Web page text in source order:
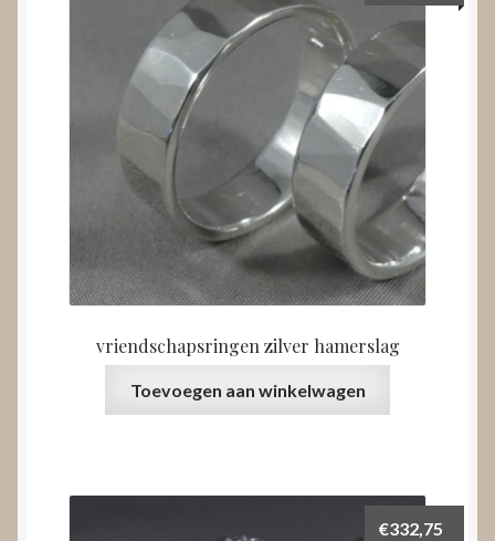
vriendschapsringen zilver hamerslag
Toevoegen aan winkelwagen
€332,75